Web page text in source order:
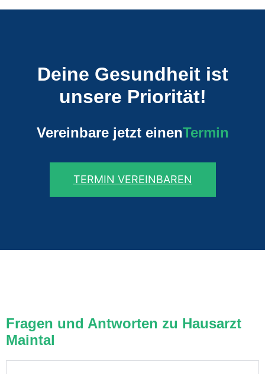
Deine Gesundheit ist
unsere Priorität!
Vereinbare jetzt einenTermin
TERMIN VEREINBAREN
Fragen und Antworten zu Hausarzt
Maintal